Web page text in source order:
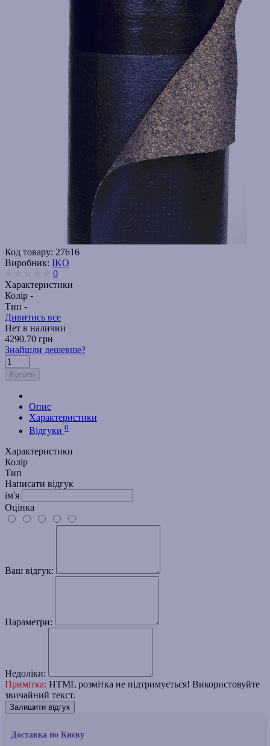
Код товару: 27616
Виробник: IKO
0
Характеристики
Колір -
Тип -
Дивитись все
Нет в наличии
4290.70 грн
Знайшли дешевше?
Купити
Опис
Характеристики
Відгуки 0
Характеристики
Колір
Тип
Написати відгук
ім'я
Оцінка
Ваш відгук:
Параметри:
Недоліки:
Примітка: HTML розмітка не підтримується! Використовуйте
звичайний текст.
Залишити відгук
Доставка по Києву